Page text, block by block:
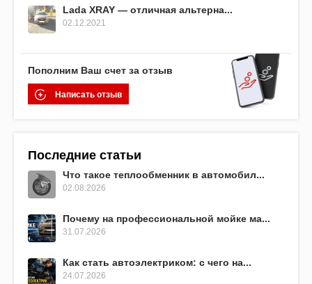
Lada XRAY — отличная альтерна...
02.12.2021
Пополним Ваш счет за отзыв
Написать отзыв
Последние статьи
Что такое теплообменник в автомобил...
02.08.2026
Почему на профессиональной мойке ма...
31.07.2026
Как стать автоэлектриком: с чего на...
24.07.2026